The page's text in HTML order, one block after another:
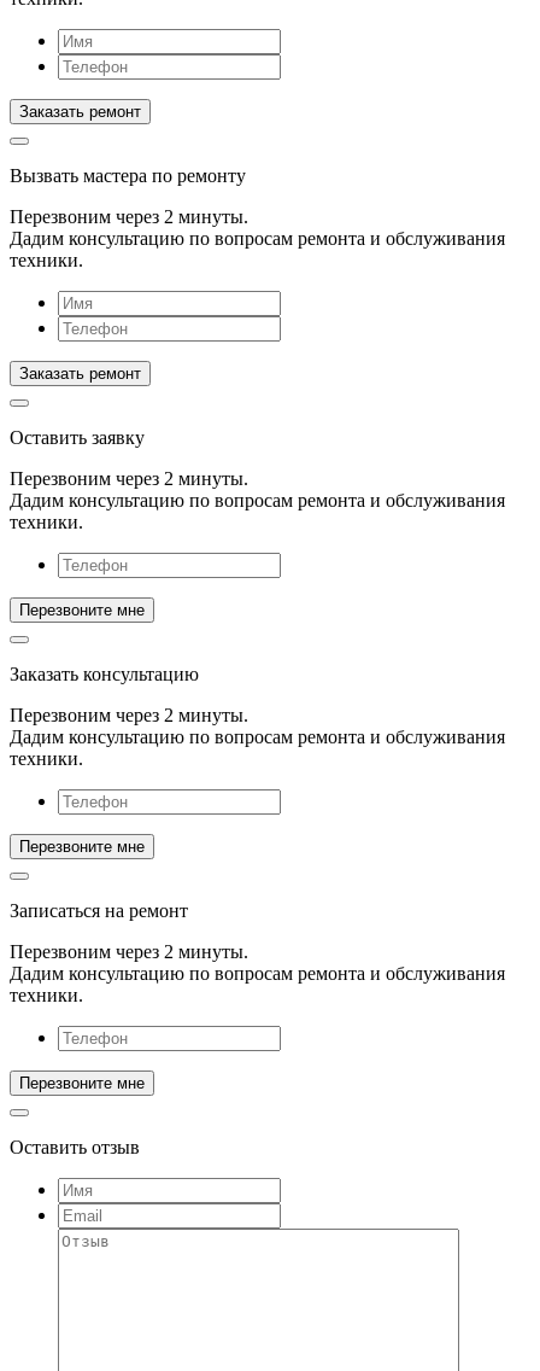
Вызвать мастера по ремонту
Перезвоним через 2 минуты.
Дадим консультацию по вопросам ремонта и обслуживания
техники.
Оставить заявку
Перезвоним через 2 минуты.
Дадим консультацию по вопросам ремонта и обслуживания
техники.
Заказать консультацию
Перезвоним через 2 минуты.
Дадим консультацию по вопросам ремонта и обслуживания
техники.
Записаться на ремонт
Перезвоним через 2 минуты.
Дадим консультацию по вопросам ремонта и обслуживания
техники.
Оставить отзыв